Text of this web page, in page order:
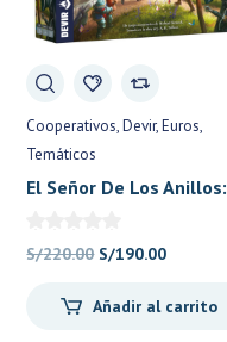
Cooperativos Devir Euros
Temáticos
El Señor De Los Anillos:
S/220.00 El
original
S/190.00El
actual
Añadir al carrito